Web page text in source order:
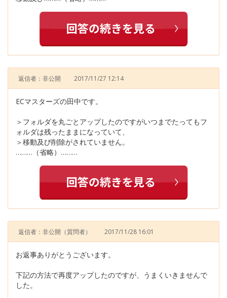
返信者：非公開 2017/11/27 12:14
ECマスターズの田中です。
＞フォルダを丸ごとアップしたのですがいつまでたってもフ
ォルダは残ったままになっていて、
＞移動及び削除がされていません。
………（省略）………
返信者：非公開 （質問者） 2017/11/28 16:01
お返事ありがとうございます。
下記の方法で再度アップしたのですが、うまくいきませんで
した。